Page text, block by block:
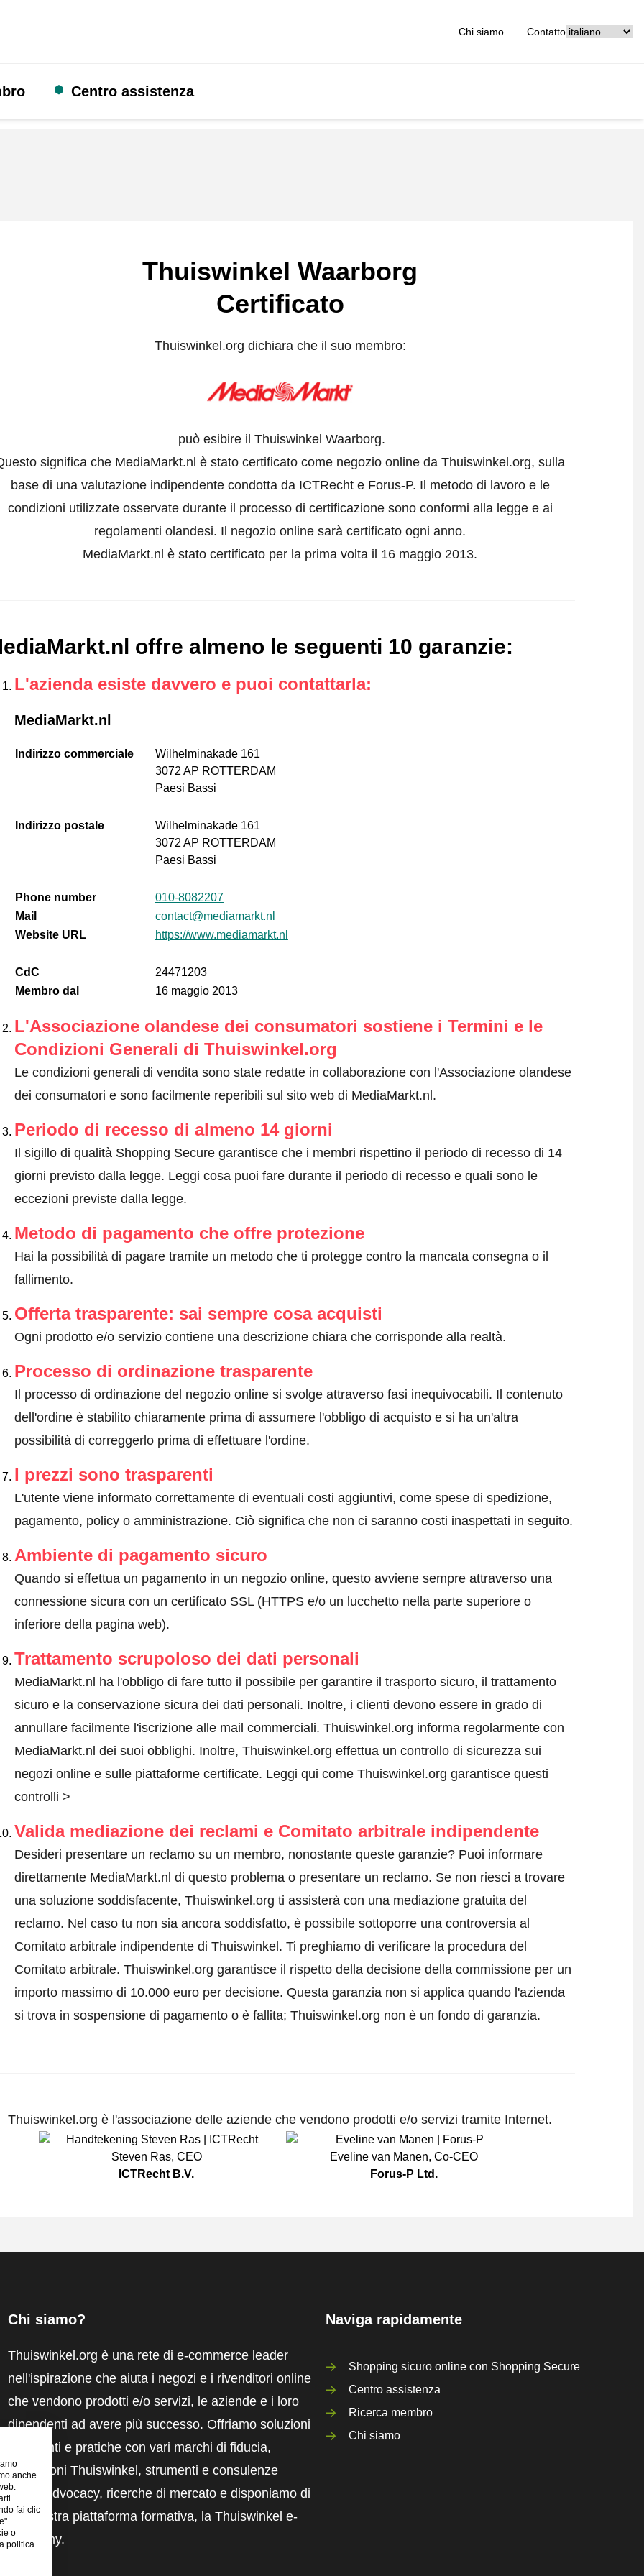
Chi siamo Contatto
Centro assistenza
Thuiswinkel Waarborg
Certificato
Thuiswinkel.org dichiara che il suo membro:
può esibire il Thuiswinkel Waarborg.
significa che MediaMarkt.nl è stato certificato come negozio online da Thuiswinkel.org, sulla
base di una valutazione indipendente condotta da ICTRecht e Forus-P. Il metodo di lavoro e le
condizioni utilizzate osservate durante il processo di certificazione sono conformi alla legge e ai
regolamenti olandesi. Il negozio online sarà certificato ogni anno.
MediaMarkt.nl è stato certificato per la prima volta il 16 maggio 2013.
offre almeno le seguenti 10 garanzie:
L'azienda esiste davvero e puoi contattarla:
MediaMarkt.nl
Indirizzo commerciale
Wilhelminakade 161
3072 AP ROTTERDAM
Paesi Bassi
Indirizzo postale
Wilhelminakade 161
3072 AP ROTTERDAM
Paesi Bassi
Phone number
010-8082207
Mail
contact@mediamarkt.nl
Website URL
https://www.mediamarkt.nl
CdC
24471203
Membro dal
16 maggio 2013
L'Associazione olandese dei consumatori sostiene i Termini e le
Condizioni Generali di Thuiswinkel.org
Le condizioni generali di vendita sono state redatte in collaborazione con l'Associazione olandese
dei consumatori e sono facilmente reperibili sul sito web di MediaMarkt.nl.
Periodo di recesso di almeno 14 giorni
Il sigillo di qualità Shopping Secure garantisce che i membri rispettino il periodo di recesso di 14
giorni previsto dalla legge. Leggi cosa puoi fare durante il periodo di recesso e quali sono le
eccezioni previste dalla legge.
Metodo di pagamento che offre protezione
Hai la possibilità di pagare tramite un metodo che ti protegge contro la mancata consegna o il
fallimento.
Offerta trasparente: sai sempre cosa acquisti
Ogni prodotto e/o servizio contiene una descrizione chiara che corrisponde alla realtà.
Processo di ordinazione trasparente
Il processo di ordinazione del negozio online si svolge attraverso fasi inequivocabili. Il contenuto
dell'ordine è stabilito chiaramente prima di assumere l'obbligo di acquisto e si ha un'altra
possibilità di correggerlo prima di effettuare l'ordine.
I prezzi sono trasparenti
L'utente viene informato correttamente di eventuali costi aggiuntivi, come spese di spedizione,
pagamento, policy o amministrazione. Ciò significa che non ci saranno costi inaspettati in seguito.
Ambiente di pagamento sicuro
Quando si effettua un pagamento in un negozio online, questo avviene sempre attraverso una
connessione sicura con un certificato SSL (HTTPS e/o un lucchetto nella parte superiore o
inferiore della pagina web).
Trattamento scrupoloso dei dati personali
MediaMarkt.nl ha l'obbligo di fare tutto il possibile per garantire il trasporto sicuro, il trattamento
sicuro e la conservazione sicura dei dati personali. Inoltre, i clienti devono essere in grado di
annullare facilmente l'iscrizione alle mail commerciali. Thuiswinkel.org informa regolarmente con
MediaMarkt.nl dei suoi obblighi. Inoltre, Thuiswinkel.org effettua un controllo di sicurezza sui
negozi online e sulle piattaforme certificate. Leggi qui come Thuiswinkel.org garantisce questi
controlli >
Valida mediazione dei reclami e Comitato arbitrale indipendente
Desideri presentare un reclamo su un membro, nonostante queste garanzie? Puoi informare
direttamente MediaMarkt.nl di questo problema o presentare un reclamo. Se non riesci a trovare
una soluzione soddisfacente, Thuiswinkel.org ti assisterà con una mediazione gratuita del
reclamo. Nel caso tu non sia ancora soddisfatto, è possibile sottoporre una controversia al
Comitato arbitrale indipendente di Thuiswinkel. Ti preghiamo di verificare la procedura del
Comitato arbitrale. Thuiswinkel.org garantisce il rispetto della decisione della commissione per un
importo massimo di 10.000 euro per decisione. Questa garanzia non si applica quando l'azienda
si trova in sospensione di pagamento o è fallita; Thuiswinkel.org non è un fondo di garanzia.
Thuiswinkel.org è l'associazione delle aziende che vendono prodotti e/o servizi tramite Internet.
Steven Ras, CEO
ICTRecht B.V.
Eveline van Manen, Co-CEO
Forus-P Ltd.
Chi siamo?
Thuiswinkel.org è una rete di e-commerce leader
nell'ispirazione che aiuta i negozi e i rivenditori online
che vendono prodotti e/o servizi, le aziende e i loro
dipendenti ad avere più successo. Offriamo soluzioni
pertinenti e pratiche con vari marchi di fiducia,
recensioni Thuiswinkel, strumenti e consulenze
legali, advocacy, ricerche di mercato e disponiamo di
una nostra piattaforma formativa, la Thuiswinkel e-
Academy.
Naviga rapidamente
Shopping sicuro online con Shopping Secure
Centro assistenza
Ricerca membro
Chi siamo
anche
fai clic
o
politica